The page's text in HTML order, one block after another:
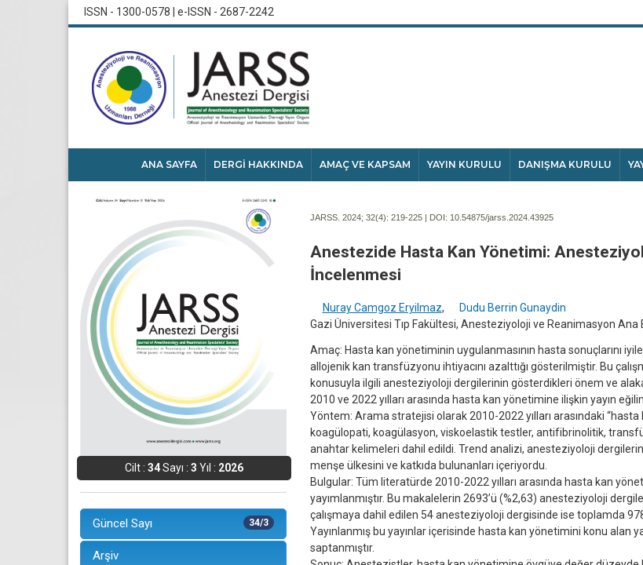
ISSN - 1300-0578 | e-ISSN - 2687-2242
ANA SAYFA DERGİ HAKKINDA AMAÇ VE KAPSAM YAYIN KURULU DANIŞMA KURULU
Cilt : 34Sayı : 3 Yıl : 2026
34/3
Güncel Sayı
Arşiv
JARSS. 2024; 32(4): 219-225 | DOI: 10.54875/jarss.2024.43925
Anestezide Hasta Kan Yönetimi:
İncelenmesi
Nuray Camgoz Eryilmaz,
Dudu Berrin Gunaydin
Gazi Üniversitesi Tıp Fakültesi, Anesteziyoloji ve Reanimasyon Ana
Amaç: Hasta kan yönetiminin uygulanmasının hasta sonuçlarını
allojenik kan transfüzyonu ihtiyacını azalttığı gösterilmiştir. Bu
konusuyla ilgili anesteziyoloji dergilerinin gösterdikleri önem ve
2010 ve 2022 yılları arasında hasta kan yönetimine ilişkin yayın
Yöntem: Arama stratejisi olarak 2010-2022 yılları arasındaki
koagülopati, koagülasyon, viskoelastik testler, antifibrinolitik,
anahtar kelimeleri dahil edildi. Trend analizi, anesteziyoloji
menşe ülkesini ve katkıda bulunanları içeriyordu.
Bulgular: Tüm literatürde 2010-2022 yılları arasında hasta kan
yayımlanmıştır. Bu makalelerin 2693’ü (%2,63) anesteziyoloji
çalışmaya dahil edilen 54 anesteziyoloji dergisinde ise toplamda
Yayınlanmış bu yayınlar içerisinde hasta kan yönetimini konu alan
saptanmıştır.